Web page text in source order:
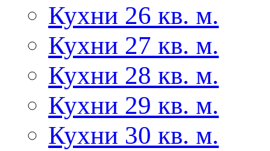
Кухни 26 кв. м.
Кухни 27 кв. м.
Кухни 28 кв. м.
Кухни 29 кв. м.
Кухни 30 кв. м.